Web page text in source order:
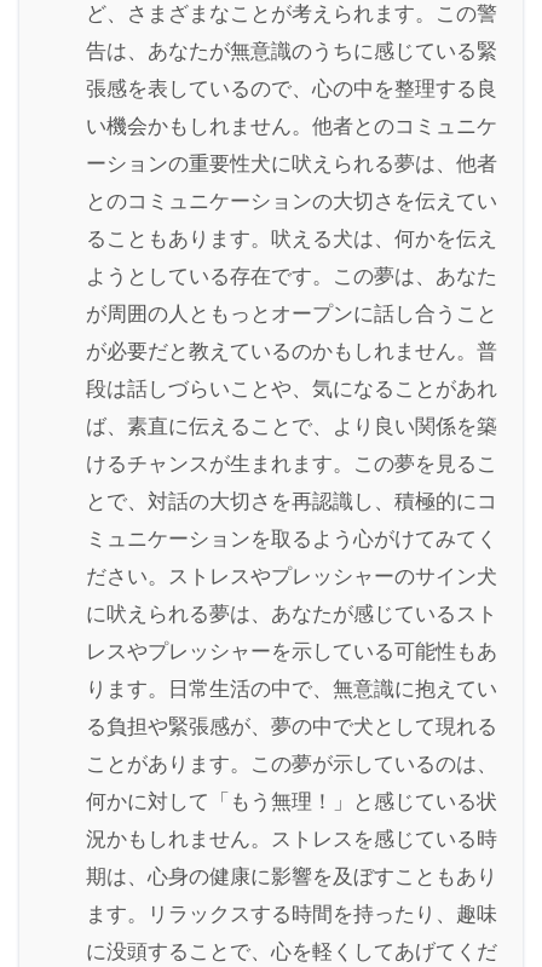
ど、さまざまなことが考えられます。この警
告は、あなたが無意識のうちに感じている緊
張感を表しているので、心の中を整理する良
い機会かもしれません。他者とのコミュニケ
ーションの重要性犬に吠えられる夢は、他者
とのコミュニケーションの大切さを伝えてい
ることもあります。吠える犬は、何かを伝え
ようとしている存在です。この夢は、あなた
が周囲の人ともっとオープンに話し合うこと
が必要だと教えているのかもしれません。普
段は話しづらいことや、気になることがあれ
ば、素直に伝えることで、より良い関係を築
けるチャンスが生まれます。この夢を見るこ
とで、対話の大切さを再認識し、積極的にコ
ミュニケーションを取るよう心がけてみてく
ださい。ストレスやプレッシャーのサイン犬
に吠えられる夢は、あなたが感じているスト
レスやプレッシャーを示している可能性もあ
ります。日常生活の中で、無意識に抱えてい
る負担や緊張感が、夢の中で犬として現れる
ことがあります。この夢が示しているのは、
何かに対して「もう無理！」と感じている状
況かもしれません。ストレスを感じている時
期は、心身の健康に影響を及ぼすこともあり
ます。リラックスする時間を持ったり、趣味
に没頭することで、心を軽くしてあげてくだ